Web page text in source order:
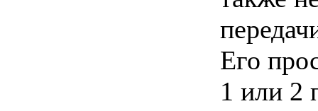
Его
1 или 2